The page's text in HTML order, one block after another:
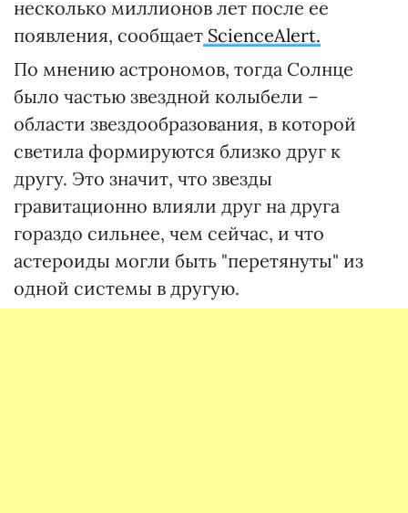
несколько миллионов лет после ее
появления, сообщает ScienceAlert.
По мнению астрономов, тогда Солнце
было частью звездной колыбели –
области звездообразования, в которой
светила формируются близко друг к
другу. Это значит, что звезды
гравитационно влияли друг на друга
гораздо сильнее, чем сейчас, и что
астероиды могли быть "перетянуты" из
одной системы в другую.